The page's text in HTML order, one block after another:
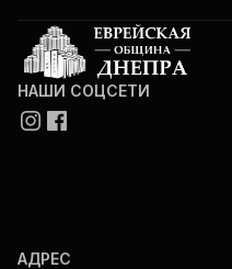
НАШИ СОЦСЕТИ
АДРЕС